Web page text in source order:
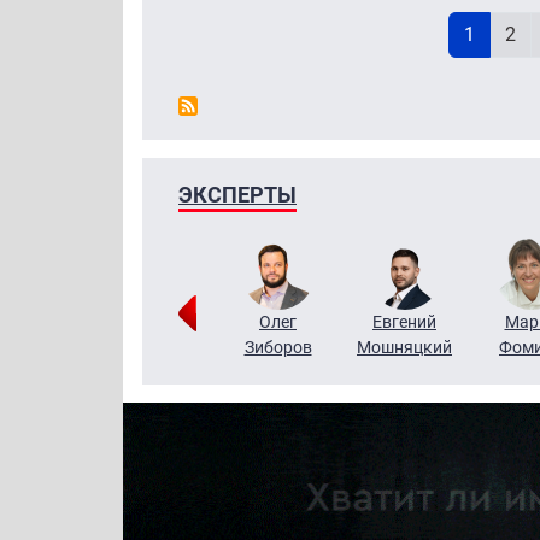
1 2
ЭКСПЕРТЫ
Григорий
Олег
Зиборов
Евгений
Мошняцкий